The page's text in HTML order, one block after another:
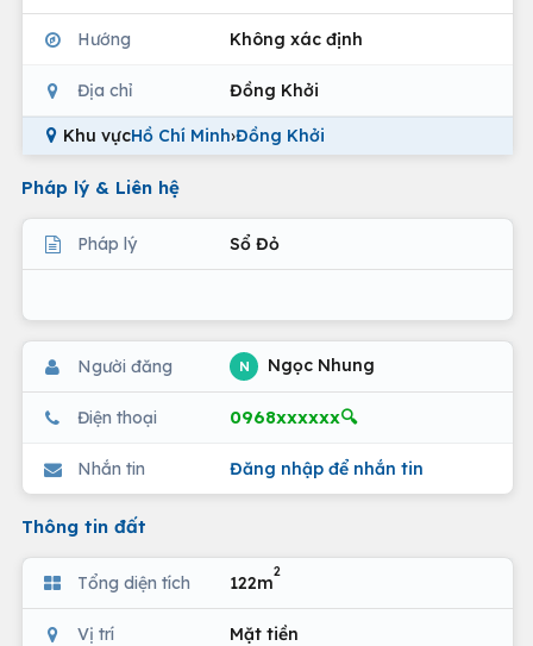
Hướng Không xác định
Địa chỉ Đồng Khởi
Khu vựcHồ Chí Minh›Đồng Khởi
Pháp lý & Liên hệ
Pháp lý Sổ Đỏ
Người đăng N Ngọc Nhung
Điện thoại 0968xxxxxx🔍
Nhắn tin Đăng nhập để nhắn tin
Thông tin đất
Tổng diện tích 122m
2
Vị trí Mặt tiền